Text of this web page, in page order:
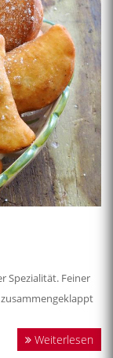
Spezialität. Feiner
Weiterlesen